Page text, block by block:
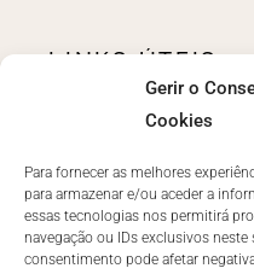
Gerir o
Cookies
Para fornecer as melhores
para armazenar e/ou aceder a
essas tecnologias nos permitirá
navegação ou IDs exclusivos
consentimento pode afetar
LINKS ÚTEIS
Livro de reclamações